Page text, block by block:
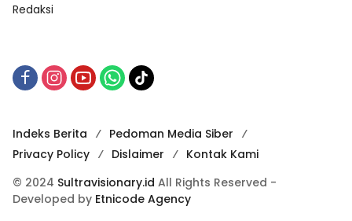
Redaksi
Indeks Berita
Pedoman Media Siber
Privacy Policy
Dislaimer
Kontak Kami
© 2024 Sultravisionary.id All Rights Reserved -
Developed by Etnicode Agency